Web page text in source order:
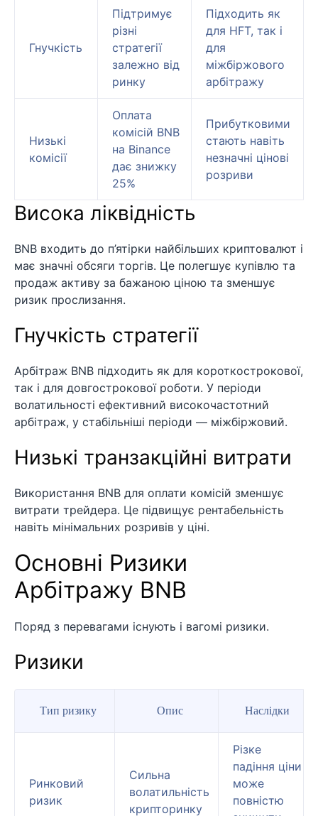
Гнучкість
Підтримує
різні
стратегії
залежно від
ринку
Підходить як
для HFT, так і
для
міжбіржового
арбітражу
Низькі
комісії
Оплата
комісій BNB
на Binance
дає знижку
25%
Прибутковими
стають навіть
незначні цінові
розриви
Висока ліквідність
BNB входить до п’ятірки найбільших криптовалют і
має значні обсяги торгів. Це полегшує купівлю та
продаж активу за бажаною ціною та зменшує
ризик прослизання.
Гнучкість стратегії
Арбітраж BNB підходить як для короткострокової,
так і для довгострокової роботи. У періоди
волатильності ефективний високочастотний
арбітраж, у стабільніші періоди — міжбіржовий.
Низькі транзакційні витрати
Використання BNB для оплати комісій зменшує
витрати трейдера. Це підвищує рентабельність
навіть мінімальних розривів у ціні.
Основні Ризики
Арбітражу BNB
Поряд з перевагами існують і вагомі ризики.
Ризики
Тип ризику Опис Наслідки
Ринковий
ризик
Сильна
волатильність
крипторинку
Різке
падіння ціни
може
повністю